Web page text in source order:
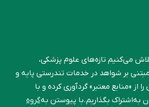
می‌کنیم تازه‌های علوم پزشکی،
بر شواهد در خدمات تندرستی پایه و
«منابع معتبر» گردآوری کرده و با
به‌اشتراک بگذاریم.با پیوستن بهگروه